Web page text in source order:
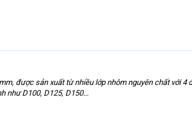
được sản xuất từ nhiều lớp nhôm nguyên chất với
như D100, D125, D150...